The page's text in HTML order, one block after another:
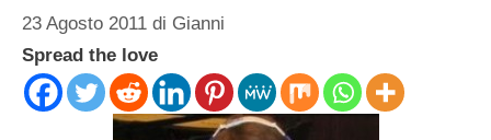
23 Agosto 2011 di Gianni
Spread the love